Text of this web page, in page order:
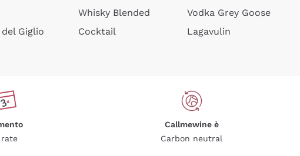
del Giglio
Whisky Blended
Cocktail
Vodka Grey Goose
Lagavulin
Callmewine è
Carbon neutral